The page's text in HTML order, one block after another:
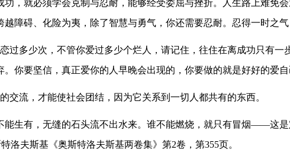
功，就必须学会克制与忍耐，能够经受委屈与挫折。人生路上难免
越障碍、化险为夷，除了智慧与勇气，你还需要忍耐。忍得一时之气
过多少次，不管你爱过多少个烂人，请记住，往住在离成功只有一
。你要坚信，真正爱你的人早晚会出现的，你要做的就是好好的爱自
交流，才能使社会团结，因为它关系到一切人都共有的东西。
能生有，无缝的石头流不出水来。谁不能燃烧，就只有冒烟——这是
洛夫斯基《奥斯特洛夫斯基两卷集》第2卷，第355页。